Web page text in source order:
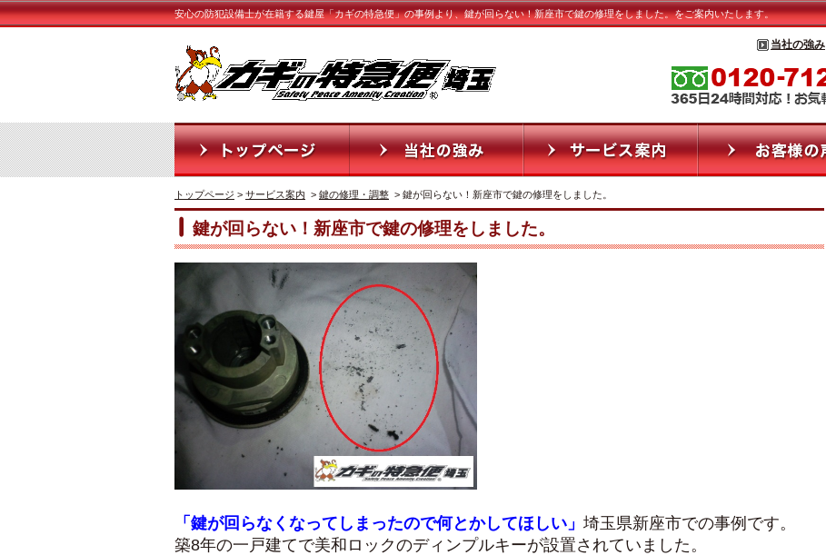
安心の防犯設備士が在籍する鍵屋「カギの特急便」の事例より、鍵が回らない！新座市で鍵の修理をしました。をご案内いたします。
当社の強み
トップページ > サービス案内 > 鍵の修理・調整 > 鍵が回らない！新座市で鍵の修理をしました。
鍵が回らない！新座市で鍵の修理をしました。
「鍵が回らなくなってしまったので何とかしてほしい」 埼玉県新座市での事例です。
築8年の一戸建てで美和ロックのディンプルキーが設置されていました。